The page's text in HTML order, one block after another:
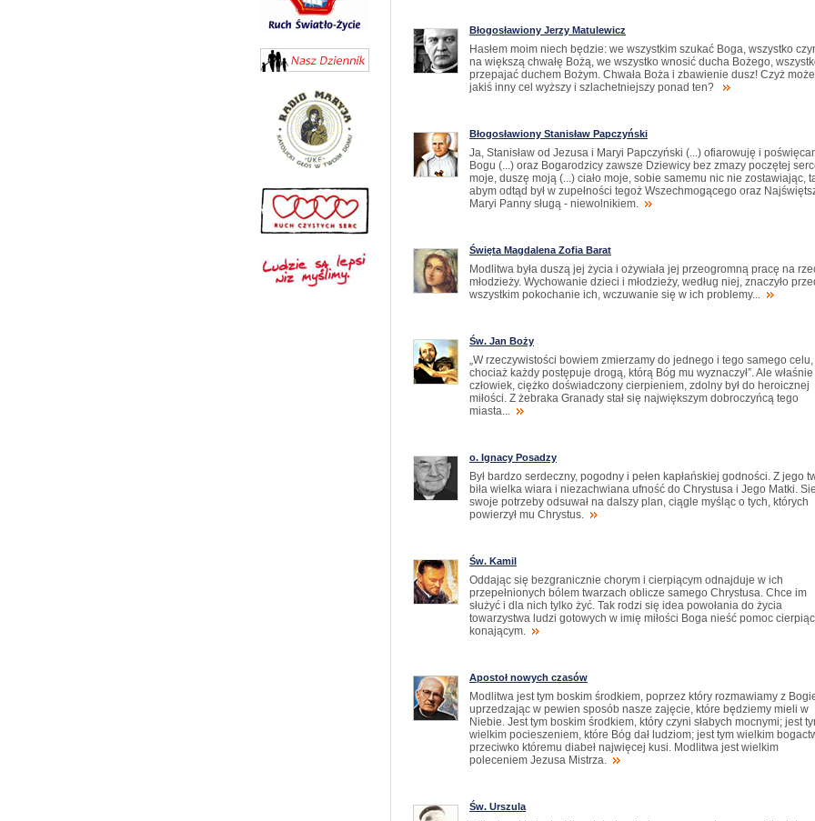
Błogosławiony Jerzy Matulewicz
Hasłem moim niech będzie: we wszystkim szukać Boga, wszystko
na większą chwałę Bożą, we wszystko wnosić ducha Bożego,
przepajać duchem Bożym. Chwała Boża i zbawienie dusz! Czyż
jakiś inny cel wyższy i szlachetniejszy ponad ten?
Błogosławiony Stanisław Papczyński
Ja, Stanisław od Jezusa i Maryi Papczyński (...) ofiarowuję i
Bogu (...) oraz Bogarodzicy zawsze Dziewicy bez zmazy poczętej
moje, duszę moją (...) ciało moje, sobie samemu nic nie zostawiając,
abym odtąd był w zupełności tegoż Wszechmogącego oraz
Maryi Panny sługą - niewolnikiem.
Święta Magdalena Zofia Barat
Modlitwa była duszą jej życia i ożywiała jej przeogromną pracę na
młodzieży. Wychowanie dzieci i młodzieży, według niej, znaczyło
wszystkim pokochanie ich, wczuwanie się w ich problemy...
Św. Jan Boży
„W rzeczywistości bowiem zmierzamy do jednego i tego samego celu,
chociaż każdy postępuje drogą, którą Bóg mu wyznaczył”. Ale właśnie
człowiek, ciężko doświadczony cierpieniem, zdolny był do heroicznej
miłości. Z żebraka Granady stał się największym dobroczyńcą tego
miasta...
o. Ignacy Posadzy
Był bardzo serdeczny, pogodny i pełen kapłańskiej godności. Z jego
biła wielka wiara i niezachwiana ufność do Chrystusa i Jego Matki.
swoje potrzeby odsuwał na dalszy plan, ciągle myśląc o tych, których
powierzył mu Chrystus.
Św. Kamil
Oddając się bezgranicznie chorym i cierpiącym odnajduje w ich
przepełnionych bólem twarzach oblicze samego Chrystusa. Chce im
służyć i dla nich tylko żyć. Tak rodzi się idea powołania do życia
towarzystwa ludzi gotowych w imię miłości Boga nieść pomoc
konającym.
Apostoł nowych czasów
Modlitwa jest tym boskim środkiem, poprzez który rozmawiamy z
uprzedzając w pewien sposób nasze zajęcie, które będziemy mieli w
Niebie. Jest tym boskim środkiem, który czyni słabych mocnymi; jest
wielkim pocieszeniem, które Bóg dał ludziom; jest tym wielkim
przeciwko któremu diabeł najwięcej kusi. Modlitwa jest wielkim
poleceniem Jezusa Mistrza.
Św. Urszula